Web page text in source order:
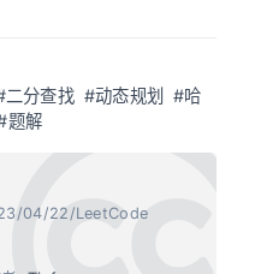
二分查找 #动态规划
#哈
题解
04/22/LeetCode